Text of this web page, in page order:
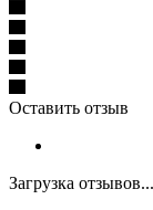
Оставить отзыв
Загрузка отзывов...